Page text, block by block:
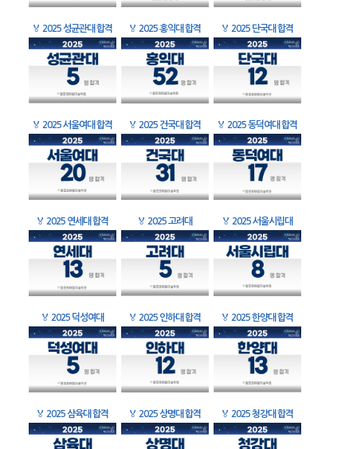
🏅 2025 성균관대 합격 🏅 2025 홍익대 합격 🏅 2025 단국대 합격
🏅 2025 서울여대 합격 🏅 2025 건국대 합격 🏅 2025 동덕여대 합격
🏅 2025 연세대 합격 🏅 2025 고려대 🏅 2025 서울시립대
🏅 2025 덕성여대 🏅 2025 인하대 합격 🏅 2025 한양대 합격
🏅 2025 삼육대 합격 🏅 2025 상명대 합격 🏅 2025 청강대 합격